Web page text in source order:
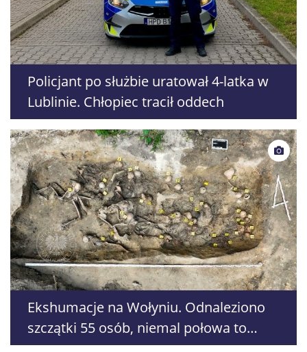
Policjant po służbie uratował 4-latka w
Lublinie. Chłopiec tracił oddech
Ekshumacje na Wołyniu. Odnaleziono
szczątki 55 osób, niemal połowa to